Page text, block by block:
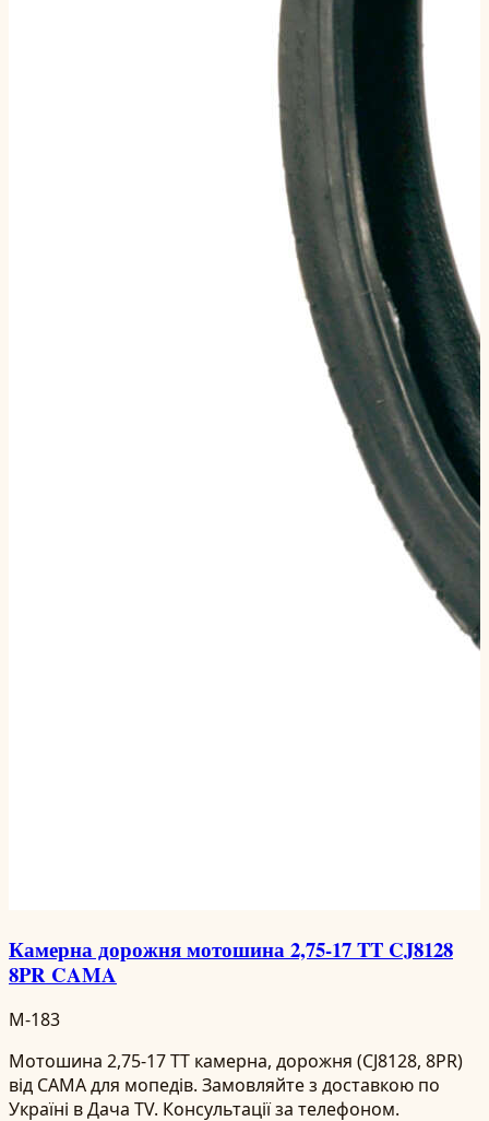
Камерна дорожня мотошина 2,75-17 TT CJ8128
8PR CAMA
M-183
Мотошина 2,75-17 TT камерна, дорожня (CJ8128, 8PR)
від CAMA для мопедів. Замовляйте з доставкою по
Україні в Дача TV. Консультації за телефоном.